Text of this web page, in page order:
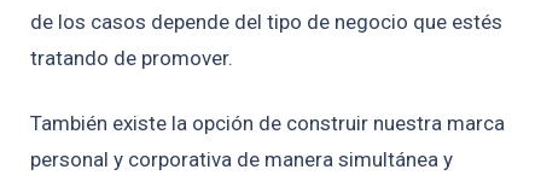
de los casos depende del tipo de negocio que estés
tratando de promover.
También existe la opción de construir nuestra marca
personal y corporativa de manera simultánea y